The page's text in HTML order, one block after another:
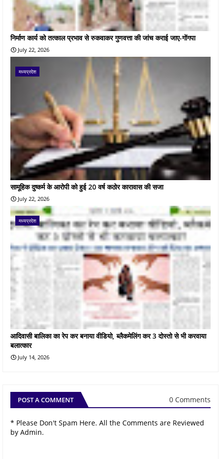
निर्माण कार्य को तत्काल प्रभाव से रुकवाकर गुणवत्ता की जांच कराई जाए-गोंगपा
July 22, 2026
मध्यप्रदेश
सामूहिक दुष्कर्म के आरोपी को हुई 20 वर्ष कठोर कारावास की सजा
July 22, 2026
मध्यप्रदेश
आदिवासी बालिका का रेप कर बनाया वीडियो, ब्लैकमेलिंग कर 3 दोस्तो से भी करवाया
बलात्कार
July 14, 2026
POST A COMMENT 0 Comments
* Please Don't Spam Here. All the Comments are Reviewed
by Admin.